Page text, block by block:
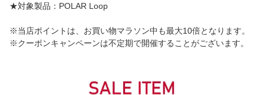
★対象製品：POLAR Loop
※当店ポイントは、お買い物マラソン中も最大10倍となります。
※クーポンキャンペーンは不定期で開催することがございます。